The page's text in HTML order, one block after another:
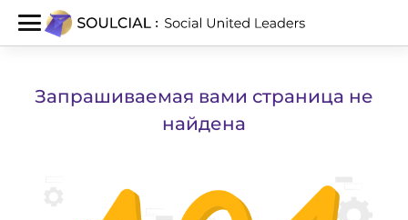
Запрашиваемая вами страница не
найдена